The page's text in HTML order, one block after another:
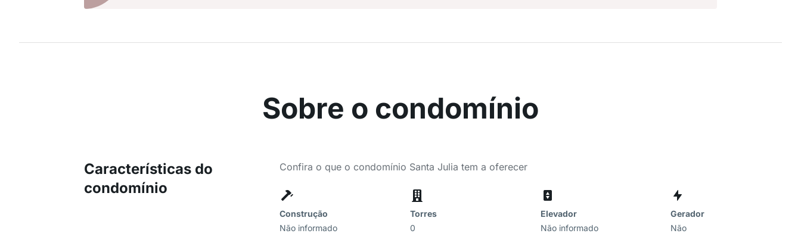
Sobre o condomínio
Características do
condomínio
Confira o que o condomínio Santa Julia tem a oferecer
Construção
Não informado
Torres
0
Elevador
Não informado
Gerador
Não